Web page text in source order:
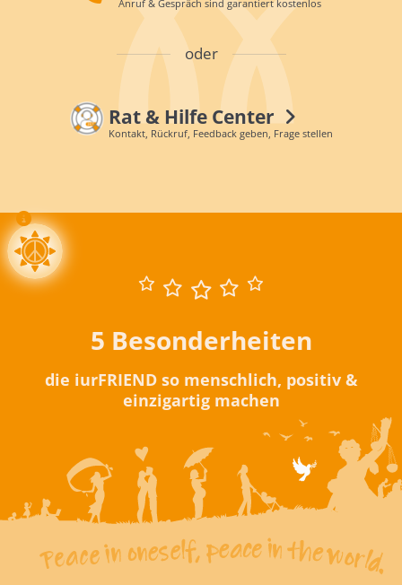
Anruf & Gespräch sind garantiert kostenlos
oder
Rat & Hilfe Center
Kontakt, Rückruf, Feedback geben, Frage stellen
5 Besonderheiten
die iurFRIEND so menschlich, positiv &
einzigartig machen